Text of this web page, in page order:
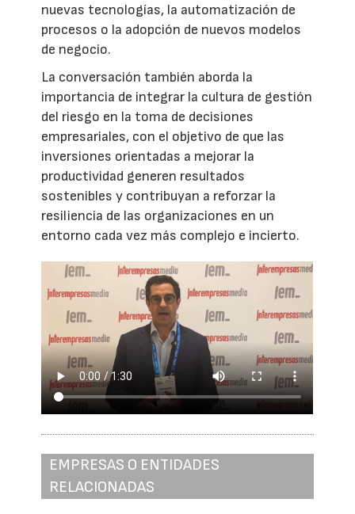
nuevas tecnologías, la automatización de
procesos o la adopción de nuevos modelos
de negocio.
La conversación también aborda la
importancia de integrar la cultura de gestión
del riesgo en la toma de decisiones
empresariales, con el objetivo de que las
inversiones orientadas a mejorar la
productividad generen resultados
sostenibles y contribuyan a reforzar la
resiliencia de las organizaciones en un
entorno cada vez más complejo e incierto.
EMPRESAS O ENTIDADES
RELACIONADAS